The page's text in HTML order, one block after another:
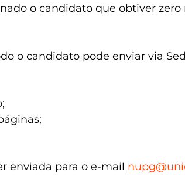
o candidato que obtiver
o candidato pode enviar via
enviada para o e-mail